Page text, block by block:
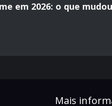
em 2026: o que mudou
Mais